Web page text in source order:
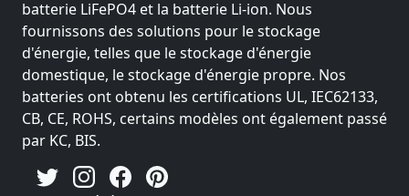
batterie LiFePO4 et la batterie Li-ion. Nous
fournissons des solutions pour le stockage
d'énergie, telles que le stockage d'énergie
domestique, le stockage d'énergie propre. Nos
batteries ont obtenu les certifications UL, IEC62133,
CB, CE, ROHS, certains modèles ont également passé
par KC, BIS.